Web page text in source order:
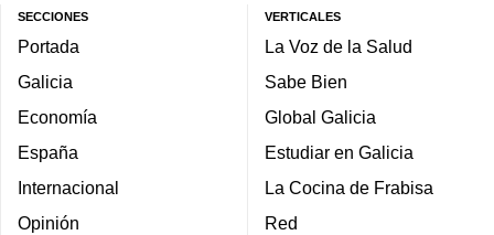
SECCIONES
Portada
Galicia
Economía
España
Internacional
Opinión
VERTICALES
La Voz de la Salud
Sabe Bien
Global Galicia
Estudiar en Galicia
La Cocina de Frabisa
Red